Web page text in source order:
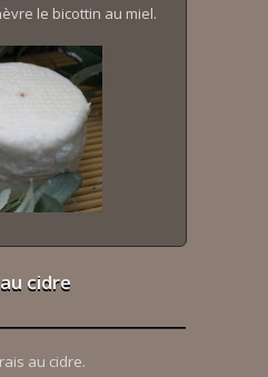
le bicottin au miel.
cidre
au cidre.